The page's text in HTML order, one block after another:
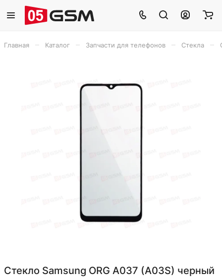
Главная Каталог Запчасти для телефонов Стекла
Стекло Samsung ORG A037 (A03S) черный